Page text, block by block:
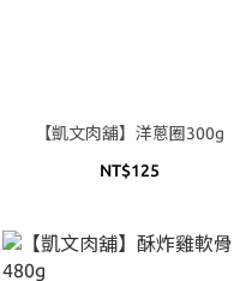
【凱文肉舖】洋蔥圈300g
NT$125